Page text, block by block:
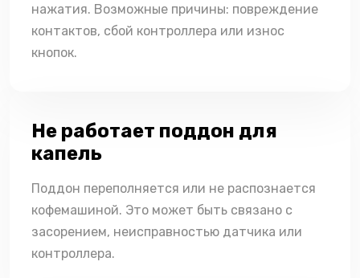
нажатия. Возможные причины: повреждение
контактов, сбой контроллера или износ
кнопок.
Не работает поддон для
капель
Поддон переполняется или не распознается
кофемашиной. Это может быть связано с
засорением, неисправностью датчика или
контроллера.